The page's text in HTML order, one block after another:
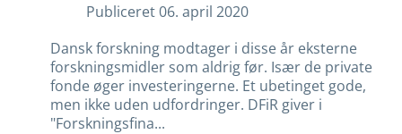
Publiceret06. april 2020
Dansk forskning modtager i disse år eksterne
forskningsmidler som aldrig før. Især de private
fonde øger investeringerne. Et ubetinget gode,
men ikke uden udfordringer. DFiR giver i
"Forskningsfina...